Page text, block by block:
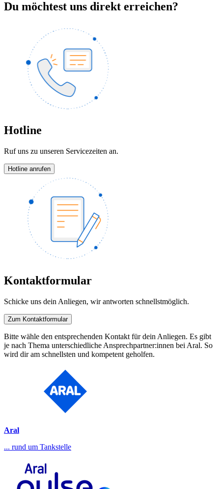
Du möchtest uns direkt erreichen?
Hotline
Ruf uns zu unseren Servicezeiten an.
Hotline anrufen
Kontaktformular
Schicke uns dein Anliegen, wir antworten schnellstmöglich.
Zum Kontaktformular
Bitte wähle den entsprechenden Kontakt für dein Anliegen. Es gibt
je nach Thema unterschiedliche Ansprechpartner:innen bei Aral. So
wird dir am schnellsten und kompetent geholfen.
Aral
... rund um Tankstelle